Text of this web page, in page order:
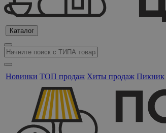
Каталог
Новинки ТОП продаж Хиты продаж Пикник